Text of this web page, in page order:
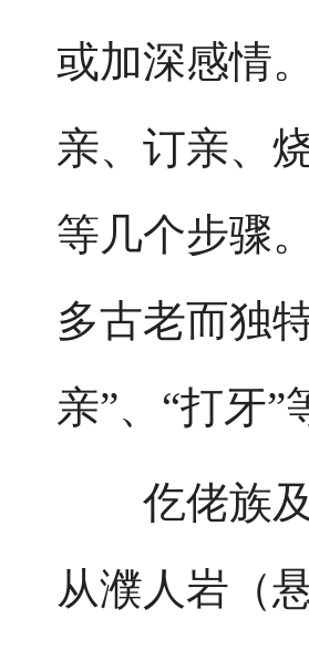
或加深感情
亲、订亲、
等几个步骤
多古老而独
亲”、“打牙”
仡佬族及
从濮人岩（